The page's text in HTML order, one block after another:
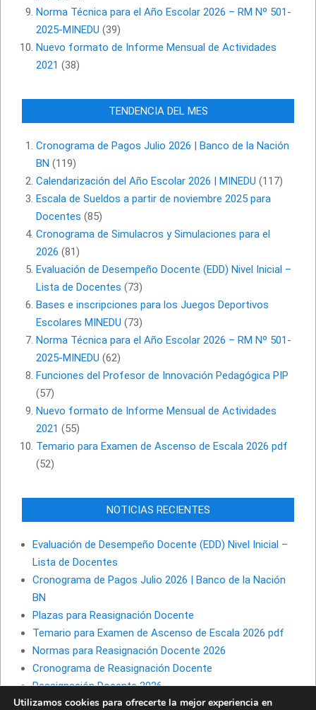
Norma Técnica para el Año Escolar 2026 – RM Nº 501-
2025-MINEDU (39)
Nuevo formato de Informe Mensual de Actividades
2021 (38)
TENDENCIA DEL MES
Cronograma de Pagos Julio 2026 | Banco de la Nación
BN (119)
Calendarización del Año Escolar 2026 | MINEDU (117)
Escala de Sueldos a partir de noviembre 2025 para
Docentes (85)
Cronograma de Simulacros y Simulaciones para el
2026 (81)
Evaluación de Desempeño Docente (EDD) Nivel Inicial –
Lista de Docentes (73)
Bases e inscripciones para los Juegos Deportivos
Escolares MINEDU (73)
Norma Técnica para el Año Escolar 2026 – RM Nº 501-
2025-MINEDU (62)
Funciones del Profesor de Innovación Pedagógica PIP
(57)
Nuevo formato de Informe Mensual de Actividades
2021 (55)
Temario para Examen de Ascenso de Escala 2026 pdf
(52)
NOTICIAS RECIENTES
Evaluación de Desempeño Docente (EDD) Nivel Inicial –
Lista de Docentes
Cronograma de Pagos Julio 2026 | Banco de la Nación
BN
Plazas para Reasignación Docente
Temario para Examen de Ascenso de Escala 2026 pdf
Normas para Reasignación Docente 2026
Cronograma de Reasignación Docente
Reasignación Docente 2026
Utilizamos cookies para ofrecerte la mejor experiencia en